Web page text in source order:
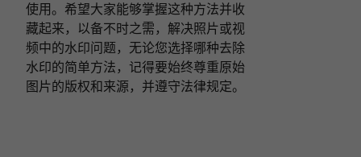
使用。希望大家能够掌握这种方法并收
藏起来，以备不时之需，解决照片或视
频中的水印问题，无论您选择哪种去除
水印的简单方法，记得要始终尊重原始
图片的版权和来源，并遵守法律规定。